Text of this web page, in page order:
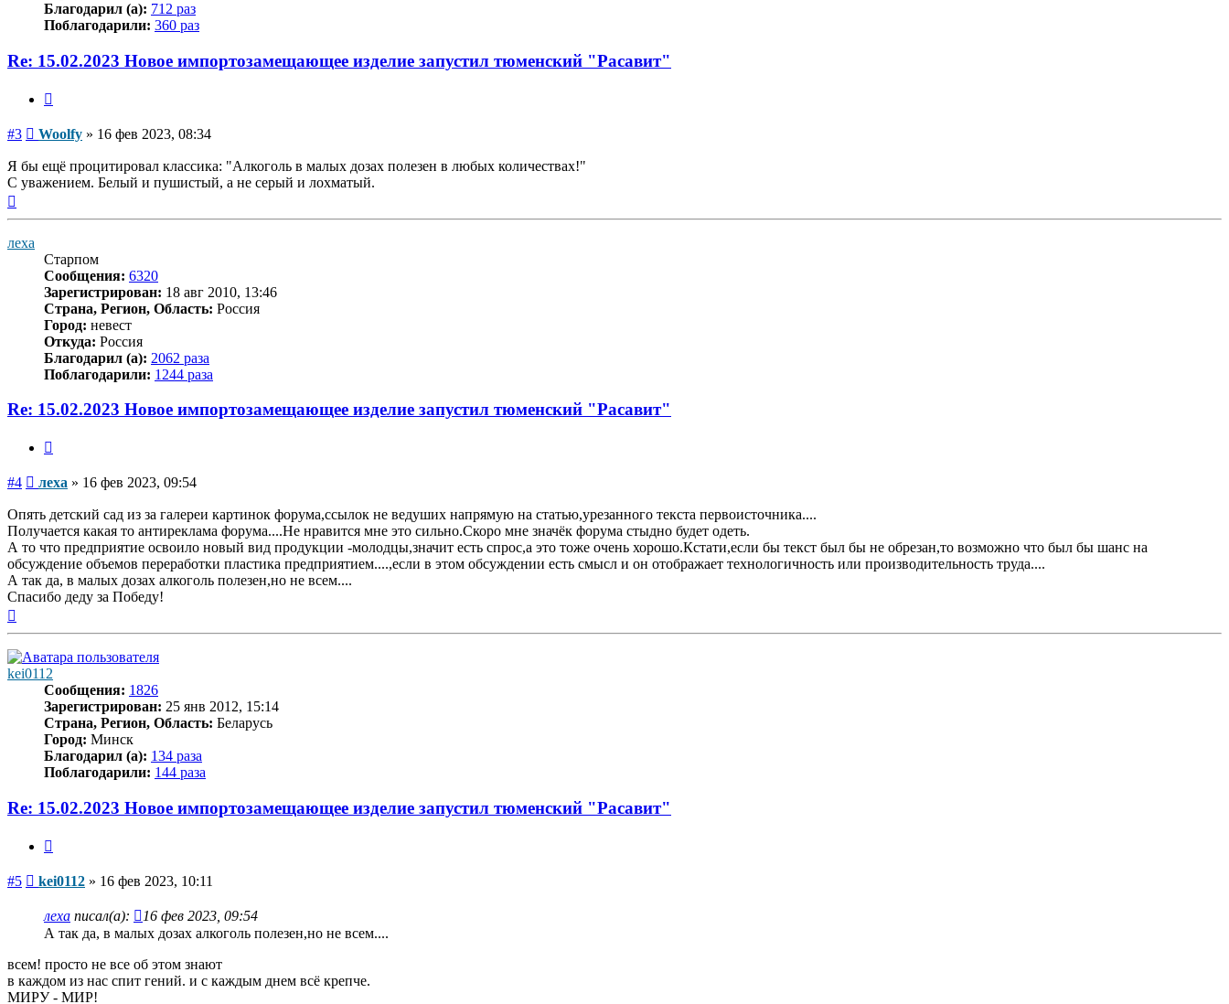
Благодарил (а): 712 раз
Поблагодарили: 360 раз
Re: 15.02.2023 Новое импортозамещающее изделие запустил тюменский "Расавит"
#3 Сообщение
Woolfy » 16 фев 2023, 08:34
Я бы ещё процитировал классика: "Алкоголь в малых дозах полезен в любых количествах!"
С уважением. Белый и пушистый, а не серый и лохматый.
леха
Старпом
Сообщения: 6320
Зарегистрирован: 18 авг 2010, 13:46
Страна, Регион, Область: Россия
Город: невест
Откуда: Россия
Благодарил (а): 2062 раза
Поблагодарили: 1244 раза
Re: 15.02.2023 Новое импортозамещающее изделие запустил тюменский "Расавит"
#4 Сообщение
леха » 16 фев 2023, 09:54
Опять детский сад из за галереи картинок форума,ссылок не ведуших напрямую на статью,урезанного текста первоисточника....
Получается какая то антиреклама форума....Не нравится мне это сильно.Скоро мне значёк форума стыдно будет одеть.
А то что предприятие освоило новый вид продукции -молодцы,значит есть спрос,а это тоже очень хорошо.Кстати,если бы текст был бы не обрезан,то возможно что был бы шанс на
обсуждение объемов переработки пластика предприятием....,если в этом обсуждении есть смысл и он отображает технологичность или производительность труда....
А так да, в малых дозах алкоголь полезен,но не всем....
Спасибо деду за Победу!
kei0112
Сообщения: 1826
Зарегистрирован: 25 янв 2012, 15:14
Страна, Регион, Область: Беларусь
Город: Минск
Благодарил (а): 134 раза
Поблагодарили: 144 раза
Re: 15.02.2023 Новое импортозамещающее изделие запустил тюменский "Расавит"
#5 Сообщение
kei0112 » 16 фев 2023, 10:11
леха писал(а):
16 фев 2023, 09:54
А так да, в малых дозах алкоголь полезен,но не всем....
всем! просто не все об этом знают
в каждом из нас спит гений. и с каждым днем всё крепче.
МИРУ - МИР!